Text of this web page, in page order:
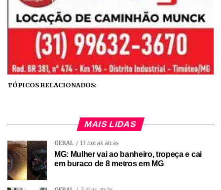
TÓPICOS RELACIONADOS:
MAIS LIDAS
GERAL 13 horas atrás
MG: Mulher vai ao banheiro, tropeça e cai
em buraco de 8 metros em MG